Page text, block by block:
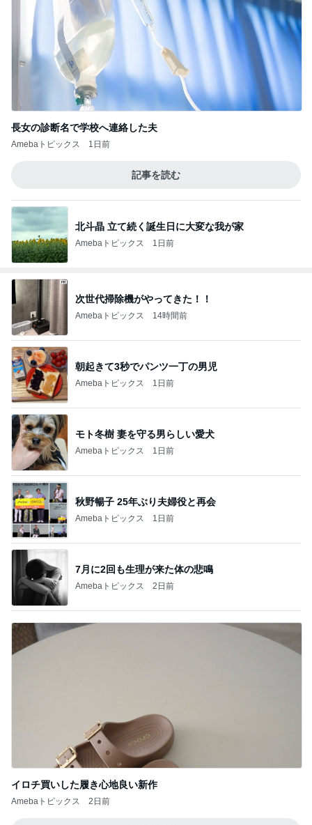
長女の診断名で学校へ連絡した夫
Amebaトピックス 1日前
記事を読む
北斗晶 立て続く誕生日に大変な我が家
Amebaトピックス 1日前
次世代掃除機がやってきた！！
Amebaトピックス 14時間前
朝起きて3秒でパンツ一丁の男児
Amebaトピックス 1日前
モト冬樹 妻を守る男らしい愛犬
Amebaトピックス 1日前
秋野暢子 25年ぶり夫婦役と再会
Amebaトピックス 1日前
7月に2回も生理が来た体の悲鳴
Amebaトピックス 2日前
イロチ買いした履き心地良い新作
Amebaトピックス 2日前